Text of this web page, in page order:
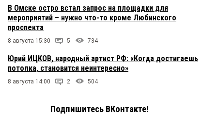
В Омске остро встал запрос на площадки для
мероприятий – нужно что-то кроме Любинского
проспекта
8 августа 15:30 5 734
Юрий ИЦКОВ, народный артист РФ: «Когда достигаешь
потолка, становится неинтересно»
8 августа 14:00 2 504
Подпишитесь ВКонтакте!